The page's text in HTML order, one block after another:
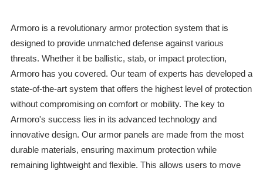
Armoro is a revolutionary armor protection system that is
designed to provide unmatched defense against various
threats. Whether it be ballistic, stab, or impact protection,
Armoro has you covered. Our team of experts has developed a
state-of-the-art system that offers the highest level of protection
without compromising on comfort or mobility. The key to
Armoro's success lies in its advanced technology and
innovative design. Our armor panels are made from the most
durable materials, ensuring maximum protection while
remaining lightweight and flexible. This allows users to move